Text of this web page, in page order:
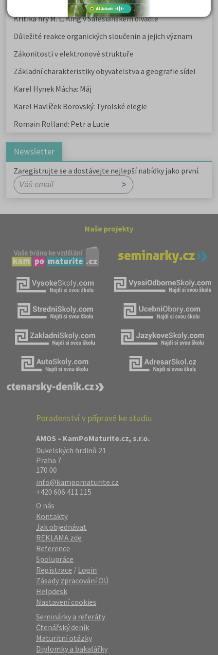
Kritika hry M. L. King v Salesiánském divadle
Důležité reakce organických sloučenin a jejich význam
Zákonitosti v elektronové struktuře
Základní charakteristiky obyvatelstva a geografie sídel
Karel Hynek Mácha: Máj
Karel Havlíček Borovský: Tyrolské elegie
Romain Rolland: Petr a Lucie
Newsletter
Zaregistrujte se a dostávejte nejlepší nabídky jako první.
Naše projekty
Poradenství v přípravě ke studiu
AMOS – KamPoMaturite.cz, s.r.o.
Dukelských hrdinů 21
Praha 7
170 00
info@kampomaturite.cz
+420 606 411 115
O nás
Kontakty
Jak objednávat
REKLAMA zde
Reference
Spolupráce
Registrace / Login
Zásady zpracování OÚ
Helpdesk
Nastavení cookies
Seminárky a referáty
Čtenářský deník
Maturitní otázky
Diplomky a bakalářky